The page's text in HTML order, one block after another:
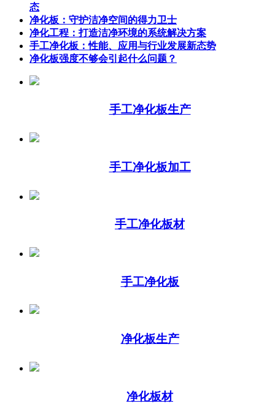
态
净化板：守护洁净空间的得力卫士
净化工程：打造洁净环境的系统解决方案
手工净化板：性能、应用与行业发展新态势
净化板强度不够会引起什么问题？
手工净化板生产
手工净化板加工
手工净化板材
手工净化板
净化板生产
净化板材